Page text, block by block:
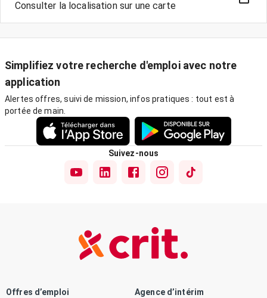
Consulter la localisation sur une carte
Simplifiez votre recherche d'emploi avec notre
application
Alertes offres, suivi de mission, infos pratiques : tout est à
portée de main.
Suivez-nous
Offres d’emploi Agence d’intérim